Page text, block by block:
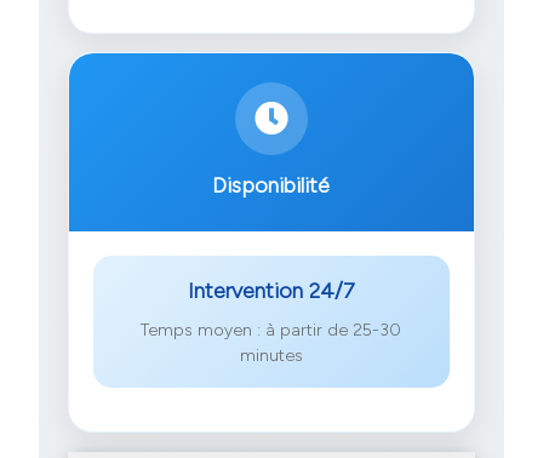
Disponibilité
Intervention 24/7
Temps moyen : à partir de 25-30
minutes